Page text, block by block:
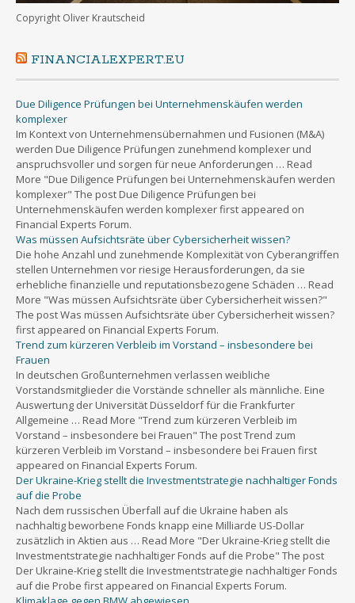
Copyright Oliver Krautscheid
FINANCIALEXPERT.EU
Due Diligence Prüfungen bei Unternehmenskäufen werden
komplexer
Im Kontext von Unternehmensübernahmen und Fusionen (M&A)
werden Due Diligence Prüfungen zunehmend komplexer und
anspruchsvoller und sorgen für neue Anforderungen … Read
More "Due Diligence Prüfungen bei Unternehmenskäufen werden
komplexer" The post Due Diligence Prüfungen bei
Unternehmenskäufen werden komplexer first appeared on
Financial Experts Forum.
Was müssen Aufsichtsräte über Cybersicherheit wissen?
Die hohe Anzahl und zunehmende Komplexität von Cyberangriffen
stellen Unternehmen vor riesige Herausforderungen, da sie
erhebliche finanzielle und reputationsbezogene Schäden … Read
More "Was müssen Aufsichtsräte über Cybersicherheit wissen?"
The post Was müssen Aufsichtsräte über Cybersicherheit wissen?
first appeared on Financial Experts Forum.
Trend zum kürzeren Verbleib im Vorstand – insbesondere bei
Frauen
In deutschen Großunternehmen verlassen weibliche
Vorstandsmitglieder die Vorstände schneller als männliche. Eine
Auswertung der Universität Düsseldorf für die Frankfurter
Allgemeine … Read More "Trend zum kürzeren Verbleib im
Vorstand – insbesondere bei Frauen" The post Trend zum
kürzeren Verbleib im Vorstand – insbesondere bei Frauen first
appeared on Financial Experts Forum.
Der Ukraine-Krieg stellt die Investmentstrategie nachhaltiger Fonds
auf die Probe
Nach dem russischen Überfall auf die Ukraine haben als
nachhaltig beworbene Fonds knapp eine Milliarde US-Dollar
zusätzlich in Aktien aus … Read More "Der Ukraine-Krieg stellt die
Investmentstrategie nachhaltiger Fonds auf die Probe" The post
Der Ukraine-Krieg stellt die Investmentstrategie nachhaltiger Fonds
auf die Probe first appeared on Financial Experts Forum.